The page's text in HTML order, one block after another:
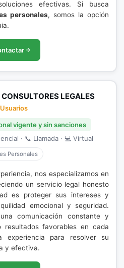
efectivas. Si busca
personales, somos la opción
LEGALES
vigente y sin sanciones
· 📞 Llamada · 💻 Virtual
Personales
nos especializamos en
un servicio legal honesto
es proteger sus intereses y
emocional y seguridad.
comunicación constante y
resultados favorables en cada
experiencia para resolver su
y efectiva.